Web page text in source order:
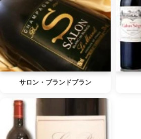
サロン・ブランドブラン